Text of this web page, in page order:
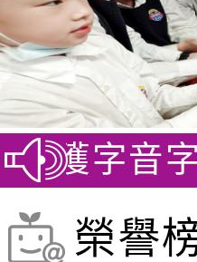
音字形第
榮譽